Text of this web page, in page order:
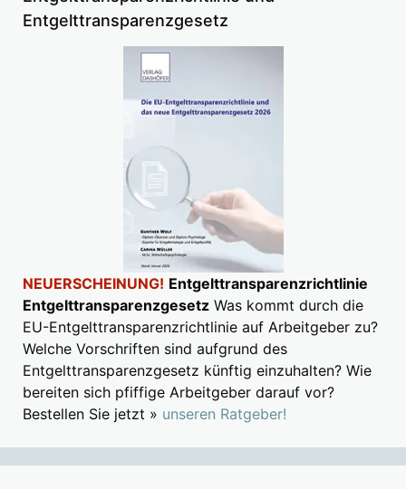
Entgelttransparenzgesetz
NEUERSCHEINUNG! Entgelttransparenzrichtlinie
Entgelttransparenzgesetz Was kommt durch die
EU-Entgelttransparenzrichtlinie auf Arbeitgeber zu?
Welche Vorschriften sind aufgrund des
Entgelttransparenzgesetz künftig einzuhalten? Wie
bereiten sich pfiffige Arbeitgeber darauf vor?
Bestellen Sie jetzt » unseren Ratgeber!